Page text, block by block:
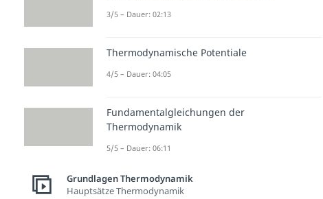
3/5 – Dauer: 02:13
Thermodynamische Potentiale
4/5 – Dauer: 04:05
Fundamentalgleichungen der
Thermodynamik
5/5 – Dauer: 06:11
Grundlagen Thermodynamik
Hauptsätze Thermodynamik